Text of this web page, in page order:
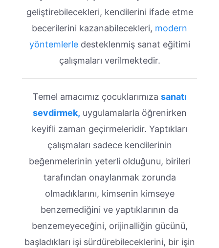
geliştirebilecekleri, kendilerini ifade etme
becerilerini kazanabilecekleri, modern
yöntemlerledesteklenmiş sanat eğitimi
çalışmaları verilmektedir.
Temel amacımız çocuklarımıza sanatı
sevdirmek, uygulamalarla öğrenirken
keyifli zaman geçirmeleridir. Yaptıkları
çalışmaları sadece kendilerinin
beğenmelerinin yeterli olduğunu, birileri
tarafından onaylanmak zorunda
olmadıklarını, kimsenin kimseye
benzemediğini ve yaptıklarının da
benzemeyeceğini, orijinalliğin gücünü,
başladıkları işi sürdürebileceklerini, bir işin